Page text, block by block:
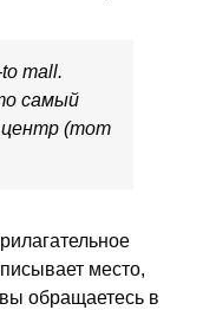
mall.
самый
центр (тот
место,
обращаетесь в